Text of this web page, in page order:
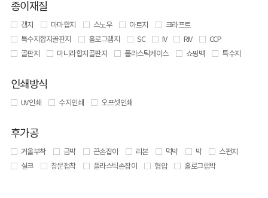
종이재질
갱지 마마합지 스노우 아트지
크라프트
특수지합지골판지
홀로그램지 SC IV RIV
CCP
골판지
마니라합지골판지 플라스틱케이스 쇼핑백 특수지
인쇄방식
UV 인쇄 수지인쇄 오프셋인쇄
후가공
거울부착 금박 끈손잡이 리본 먹박 박
스펀지
실크
창문접착 플라스틱손잡이 형압 홀로그램박